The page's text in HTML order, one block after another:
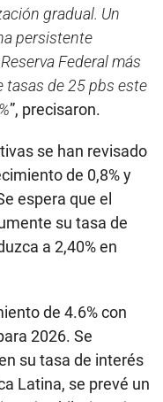
gradual. Un
persistente
Federal más
de 25 pbs este
”, precisaron.
se han revisado
de 0,8% y
espera que el
su tasa de
a 2,40% en
de 4.6% con
2026. Se
su tasa de interés
Latina, se prevé un